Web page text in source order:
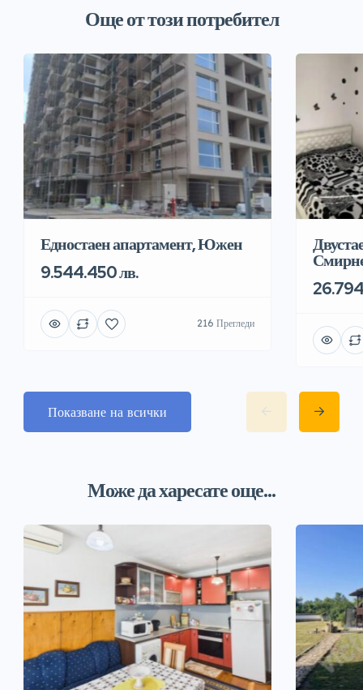
Още от този потребител
Едностаен апартамент, Южен
9.544.450 лв.
216 Прегледи
Показване на всички
Може да харесате още...